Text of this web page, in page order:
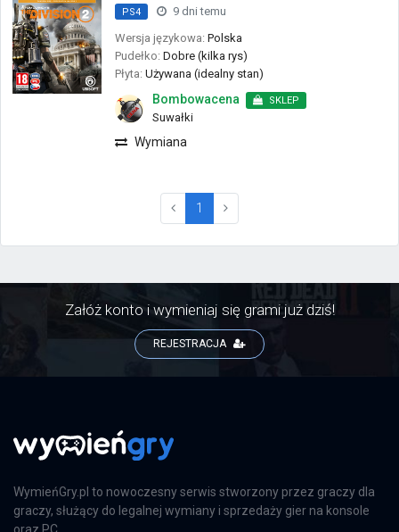
PS4
9 dni temu
Wersja językowa: Polska
Pudełko: Dobre (kilka rys)
Płyta: Używana (idealny stan)
Bombowacena SKLEP
Suwałki
Wymiana
1 (current)
Załóż konto i wymieniaj się grami już dziś!
REJESTRACJA
WymieńGry.pl to nowoczesny serwis stworzony przez graczy dla
graczy, służący do legalnej wymiany i sprzedaży gier na konsole
oraz PC.